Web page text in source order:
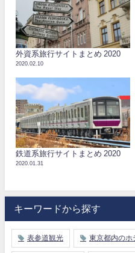
外資系旅行サイトまとめ 2020
2020.02.10
鉄道系旅行サイトまとめ 2020
2020.01.31
キーワードから探す
表参道観光 東京都内のホ